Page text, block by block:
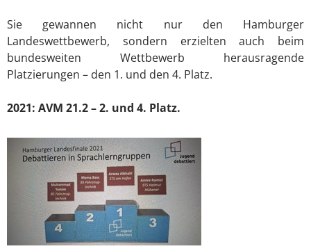
Sie gewannen nicht nur den Hamburger
Landeswettbewerb, sondern erzielten auch beim
bundesweiten Wettbewerb herausragende
Platzierungen – den 1. und den 4. Platz.
2021: AVM 21.2 – 2. und 4. Platz.